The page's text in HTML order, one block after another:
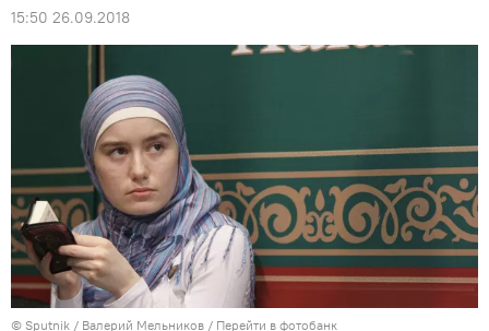
15:50 26.09.2018
© Sputnik / Валерий Мельников / Перейти в фотобанк